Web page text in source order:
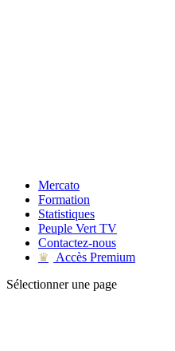
Mercato
Formation
Statistiques
Peuple Vert TV
Contactez-nous
♛
Accès Premium
Sélectionner une page